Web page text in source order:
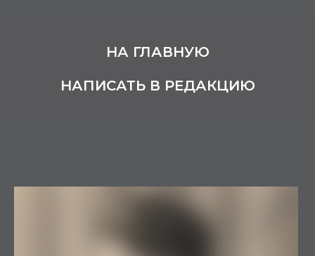
НА ГЛАВНУЮ
НАПИСАТЬ В РЕДАКЦИЮ